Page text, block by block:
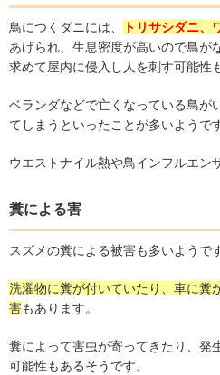
鳥につくダニには、 トリサシダニ、
あげられ、生息密度が高いので鳥が
求めて屋内に侵入し人を刺す可能性
ベランダなどで亡くなっている鳥が
てしまうといったことが多いようで
ウエストナイル熱や鳥インフルエン
糞による害
スズメの糞による被害も多いようで
洗濯物に糞が付いていたり、車に糞
害もあります。
糞によって害虫が寄ってきたり、発
可能性もあるそうです。